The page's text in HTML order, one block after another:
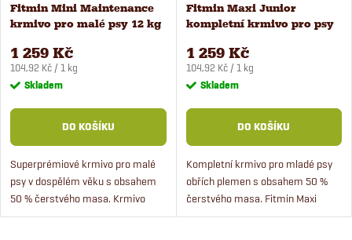
Fitmin Mini Maintenance
krmivo pro malé psy 12 kg
1 259 Kč
Měrná
cena:
104,92 Kč / 1 kg
Skladem
DO KOŠÍKU
Superprémiové krmivo pro malé
psy v dospělém věku s obsahem
50 % čerstvého masa. Krmivo
Fitmin Mini Maintenance je určeno
Fitmin Maxi Junior
kompletní krmivo pro psy
1 259 Kč
Měrná
cena:
104,92 Kč / 1 kg
Skladem
DO KOŠÍKU
Kompletní krmivo pro mladé psy
obřích plemen s obsahem 50 %
čerstvého masa. Fitmin Maxi
Junior je určeno pro štěňata